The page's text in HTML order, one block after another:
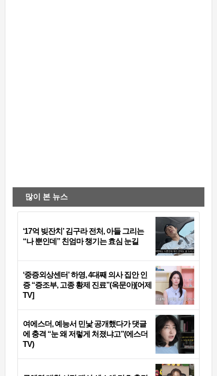
많이 본 뉴스
‘17억 빚잔치’ 김구라 전처, 아들 그리는
“나 뿐인데” 친엄마 챙기는 효심 눈길
‘중증외상센터’ 하영, 4대째 의사 집안 인
증 “증조부, 고종 황제 진료”(옥문아)[어제
TV]
여에스더, 예능서 민낯 공개했다가 댓글
에 충격 “눈 왜 저렇게 처졌냐고”(에스더
TV)